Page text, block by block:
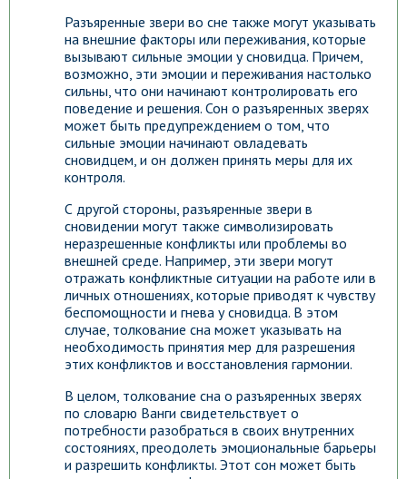
Разъяренные звери во сне также могут указывать
на внешние факторы или переживания, которые
вызывают сильные эмоции у сновидца. Причем,
возможно, эти эмоции и переживания настолько
сильны, что они начинают контролировать его
поведение и решения. Сон о разъяренных зверях
может быть предупреждением о том, что
сильные эмоции начинают овладевать
сновидцем, и он должен принять меры для их
контроля.
С другой стороны, разъяренные звери в
сновидении могут также символизировать
неразрешенные конфликты или проблемы во
внешней среде. Например, эти звери могут
отражать конфликтные ситуации на работе или в
личных отношениях, которые приводят к чувству
беспомощности и гнева у сновидца. В этом
случае, толкование сна может указывать на
необходимость принятия мер для разрешения
этих конфликтов и восстановления гармонии.
В целом, толкование сна о разъяренных зверях
по словарю Ванги свидетельствует о
потребности разобраться в своих внутренних
состояниях, преодолеть эмоциональные барьеры
и разрешить конфликты. Этот сон может быть